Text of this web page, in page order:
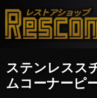
ステンレスス
ムコーナーピ